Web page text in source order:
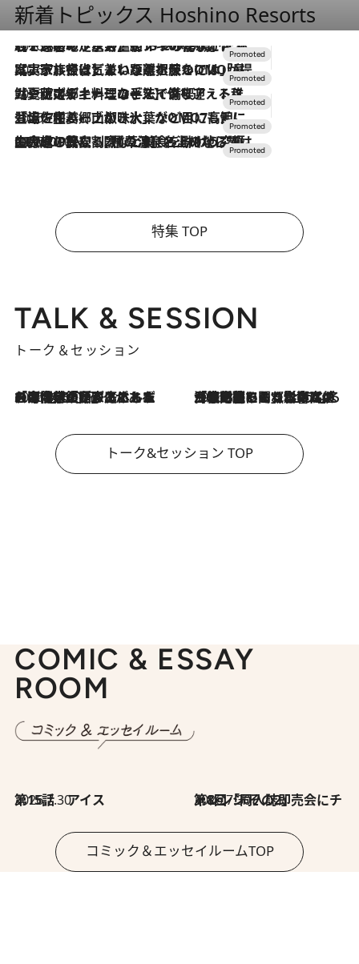
新着トピックス Hoshino Resorts
2026.8.7
【トンボの足水浴】ヒノキの香りに包まれて涼感マックス！約13℃の湧水かけ流しを避暑地「星野温泉 トンボの湯」で体験
2026.7.31
【ホテル帰省】という選択肢をOMOが提案。家族とほどよい距離を保つには「昼は実家、夜は気兼ねなくホテルで！」
2026.7.24
【夏限定ディナーコース】旬を迎える稚鮎や花ズッキーニなどをイタリア・トスカーナの郷土料理の手法で満喫！
2026.7.17
「土佐和ハーブかき氷」がOMO7高知に登場！生姜、山椒、大葉など目にも舌にも涼を呼ぶ郷土の味
2026.7.10
NEW OPEN！【界 草津】名湯の地に誕生。趣の異なる2種の温泉と上州ならではの会席・蕎麦割烹など美食を味わう究極の癒やし旅
特集 TOP
TALK & SESSION
トーク＆セッション
2026.8.3
「今後値上げがあるとすれば…」「リスクがあるのは今年の冬」エネルギー専門家が語る、ホルムズ海峡封鎖が家庭にもたらす“ある心配” 2026.8.3
「住宅建てられない…」「サーチャージ料の高値が続いている」ホルムズ海峡封鎖による影響はいつまで続く？《エネルギー専門家に聞く“どうなる日本の暮らし”》
トーク&セッション TOP
COMIC & ESSAY
ROOM
2026.7.30
第15話 アイス 2026.7.30
第8回「同人誌即売会にチャレンジ その2」
コミック＆エッセイルームTOP